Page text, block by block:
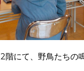
階にて、野鳥たちの